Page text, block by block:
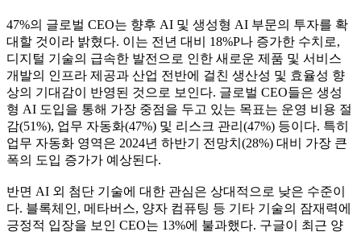
47%의 글로벌 CEO는 향후 AI 및 생성형 AI 부문의 투자를 확
대할 것이라 밝혔다. 이는 전년 대비 18%P나 증가한 수치로,
디지털 기술의 급속한 발전으로 인한 새로운 제품 및 서비스
개발의 인프라 제공과 산업 전반에 걸친 생산성 및 효율성 향
상의 기대감이 반영된 것으로 보인다. 글로벌 CEO들은 생성
형 AI 도입을 통해 가장 중점을 두고 있는 목표는 운영 비용 절
감(51%), 업무 자동화(47%) 및 리스크 관리(47%) 등이다. 특히
업무 자동화 영역은 2024년 하반기 전망치(28%) 대비 가장 큰
폭의 도입 증가가 예상된다.
반면 AI 외 첨단 기술에 대한 관심은 상대적으로 낮은 수준이
다. 블록체인, 메타버스, 양자 컴퓨팅 등 기타 기술의 잠재력에
긍정적 입장을 보인 CEO는 13%에 불과했다. 구글이 최근 양